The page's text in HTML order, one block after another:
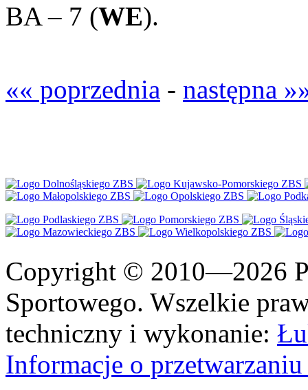
BA – 7 (WE).
«« poprzednia - następna
Copyright © 2010—2026
Sportowego. Wszelkie
techniczny i wykonanie:
Informacje o